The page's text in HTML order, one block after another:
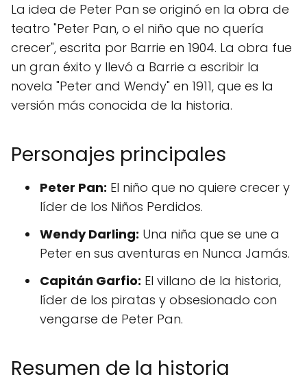
La idea de Peter Pan se originó en la obra de
teatro "Peter Pan, o el niño que no quería
crecer", escrita por Barrie en 1904. La obra fue
un gran éxito y llevó a Barrie a escribir la
novela "Peter and Wendy" en 1911, que es la
versión más conocida de la historia.
Personajes principales
Peter Pan: El niño que no quiere crecer y
líder de los Niños Perdidos.
Wendy Darling: Una niña que se une a
Peter en sus aventuras en Nunca Jamás.
Capitán Garfio: El villano de la historia,
líder de los piratas y obsesionado con
vengarse de Peter Pan.
Resumen de la historia